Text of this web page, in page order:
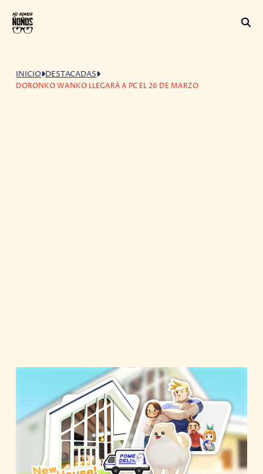
INICIO DESTACADAS
DORONKO WANKO LLEGARÁ A PC EL 26 DE MARZO